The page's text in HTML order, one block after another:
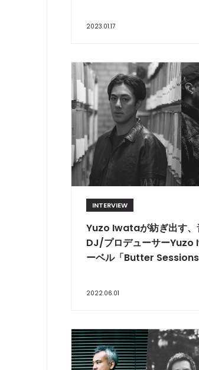
2023.01.17
INTERVIEW
Yuzo Iwataが紡ぎ出す、
DJ/プロデューサーYuzo
ーベル「Butter
2022.06.01